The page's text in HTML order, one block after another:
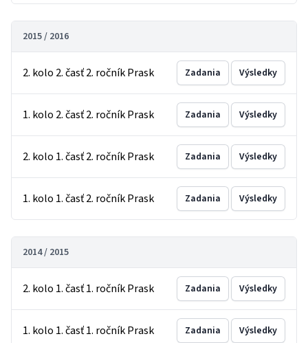
2015 / 2016
2. kolo 2. časť 2. ročník Prask Zadania Výsledky
1. kolo 2. časť 2. ročník Prask Zadania Výsledky
2. kolo 1. časť 2. ročník Prask Zadania Výsledky
1. kolo 1. časť 2. ročník Prask Zadania Výsledky
2014 / 2015
2. kolo 1. časť 1. ročník Prask Zadania Výsledky
1. kolo 1. časť 1. ročník Prask Zadania Výsledky